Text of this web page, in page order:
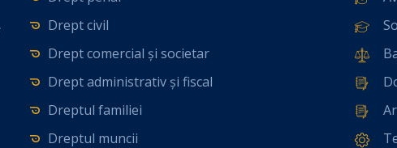
Drept civil
Drept comercial și societar
Drept administrativ și fiscal
Dreptul familiei
Dreptul muncii